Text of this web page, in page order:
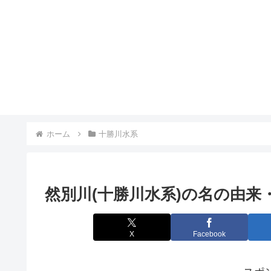
ホーム 十勝川水系
然別川(十勝川水系)の名の由来
X Facebook